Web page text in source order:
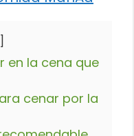
en la cena que
cenar por la